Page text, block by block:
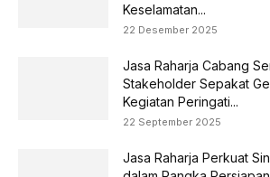
Keselamatan...
22 Desember 2025
Jasa Raharja Cabang
Stakeholder Sepakat
Kegiatan Peringati...
22 September 2025
Jasa Raharja Perkuat